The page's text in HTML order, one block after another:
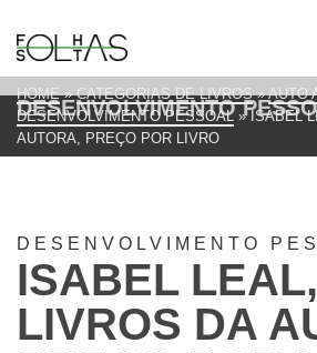
DESENVOLVIMENTO
HOME » CATEGORIAS DE LIVROS » AUTO
DESENVOLVIMENTO PESSOAL » ISABEL
AUTORA, PREÇO POR LIVRO
DESENVOLVIMENTO
ISABEL LEAL,
LIVROS DA